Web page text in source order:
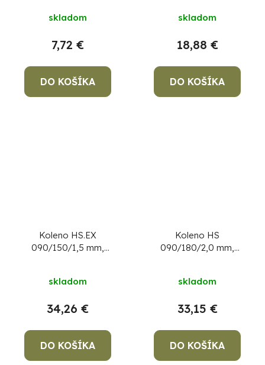
skladom
7,72 €
DO KOŠÍKA
spájanie rúr dymovodu
skladom
18,88 €
DO KOŠÍKA
Koleno HS.EX
090/150/1,5 mm,
kominové koleno na
skladom
34,26 €
DO KOŠÍKA
Koleno HS
090/180/2,0 mm,
spájanie rúr dymovodu
skladom
33,15 €
DO KOŠÍKA